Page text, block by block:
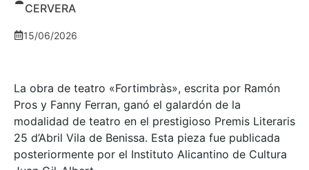
CERVERA
15/06/2026
La obra de teatro «Fortimbràs», escrita por Ramón
Pros y Fanny Ferran, ganó el galardón de la
modalidad de teatro en el prestigioso Premis Literaris
25 d’Abril Vila de Benissa. Esta pieza fue publicada
posteriormente por el Instituto Alicantino de Cultura